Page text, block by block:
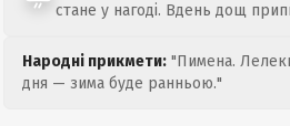
стане у нагоді. Вдень дощ
Народні прикмети: "Пимена.
дня — зима буде ранньою."